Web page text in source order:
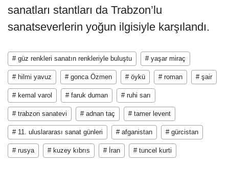
sanatları stantları da Trabzon’lu
sanatseverlerin yoğun ilgisiyle karşılandı.
# güz renkleri sanatın renkleriyle buluştu # yaşar miraç
# hilmi yavuz # gonca Özmen # öykü # roman # şair
# kemal varol # faruk duman # ruhi sarı
# trabzon sanatevi # adnan taç # tamer levent
# 11. uluslararası sanat günleri # afganistan # gürcistan
# rusya # kuzey kıbrıs # İran # tuncel kurti